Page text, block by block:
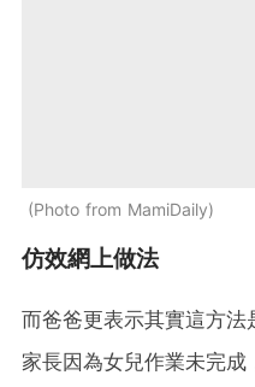
Photo from MamiDaily
仿效網上做法
而爸爸更表示其實這方
家長因為女兒作業未完